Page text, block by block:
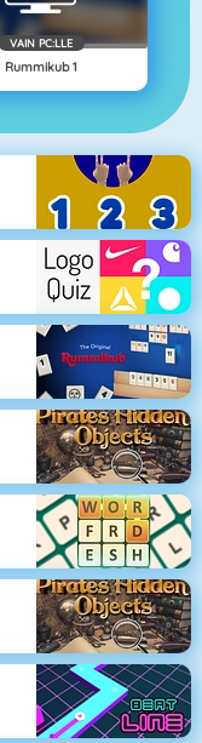
VAIN PC:LLE
Rummikub 1